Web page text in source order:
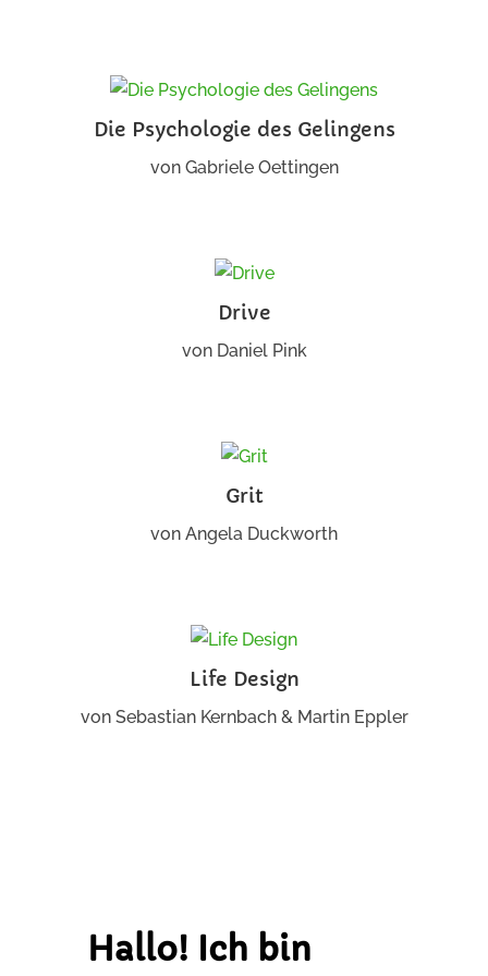
Die Psychologie des Gelingens
von Gabriele Oettingen
Drive
von Daniel Pink
Grit
von Angela Duckworth
Life Design
von Sebastian Kernbach & Martin Eppler
Hallo! Ich bin